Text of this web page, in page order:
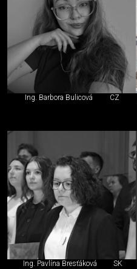
Ing. Barbora Bulicová CZ
Ing. Pavlína Bresťáková SK